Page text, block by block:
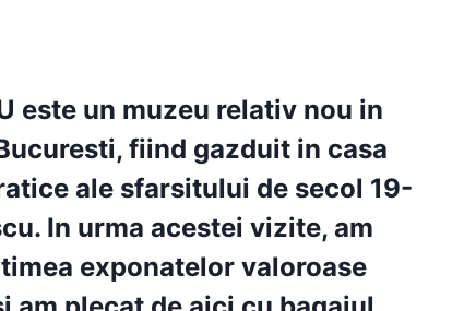
este un muzeu relativ nou in
fiind gazduit in casa
ale sfarsitului de secol 19-
In urma acestei vizite, am
exponatelor valoroase